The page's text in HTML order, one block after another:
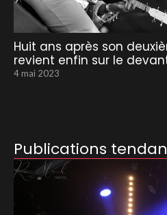
Huit ans après son
revient enfin sur le
4 mai 2023
Publications